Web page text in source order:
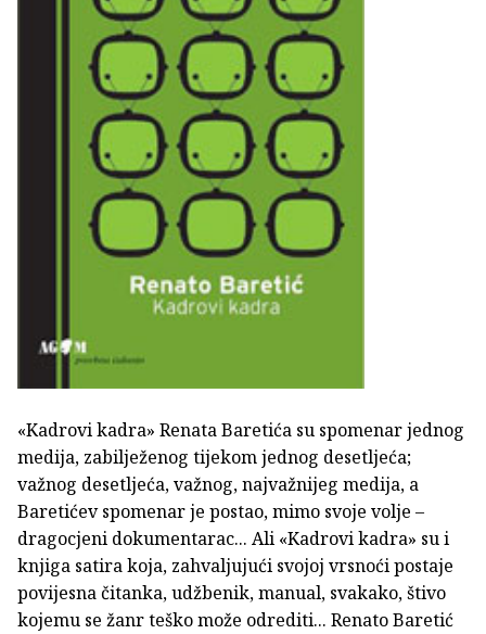
«Kadrovi kadra» Renata Baretića su spomenar jednog
medija, zabilježenog tijekom jednog desetljeća;
važnog desetljeća, važnog, najvažnijeg medija, a
Baretićev spomenar je postao, mimo svoje volje –
dragocjeni dokumentarac... Ali «Kadrovi kadra» su i
knjiga satira koja, zahvaljujući svojoj vrsnoći postaje
povijesna čitanka, udžbenik, manual, svakako, štivo
kojemu se žanr teško može odrediti... Renato Baretić